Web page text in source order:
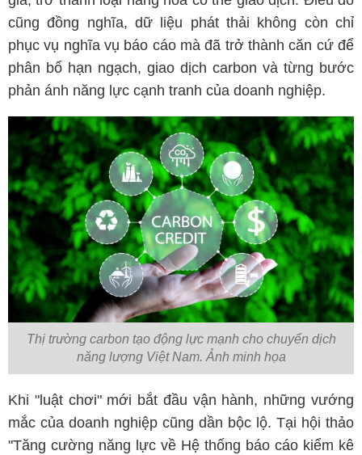
cũng đồng nghĩa, dữ liệu phát thải không còn chỉ
phục vụ nghĩa vụ báo cáo mà đã trở thành căn cứ để
phân bổ hạn ngạch, giao dịch carbon và từng bước
phản ánh năng lực cạnh tranh của doanh nghiệp.
Thị trường carbon tạo động lực mạnh cho chuyển dịch
năng lượng Việt Nam. Ảnh minh họa
Khi "luật chơi" mới bắt đầu vận hành, những vướng
mắc của doanh nghiệp cũng dần bộc lộ. Tại hội thảo
"Tăng cường năng lực về Hệ thống báo cáo kiểm kê